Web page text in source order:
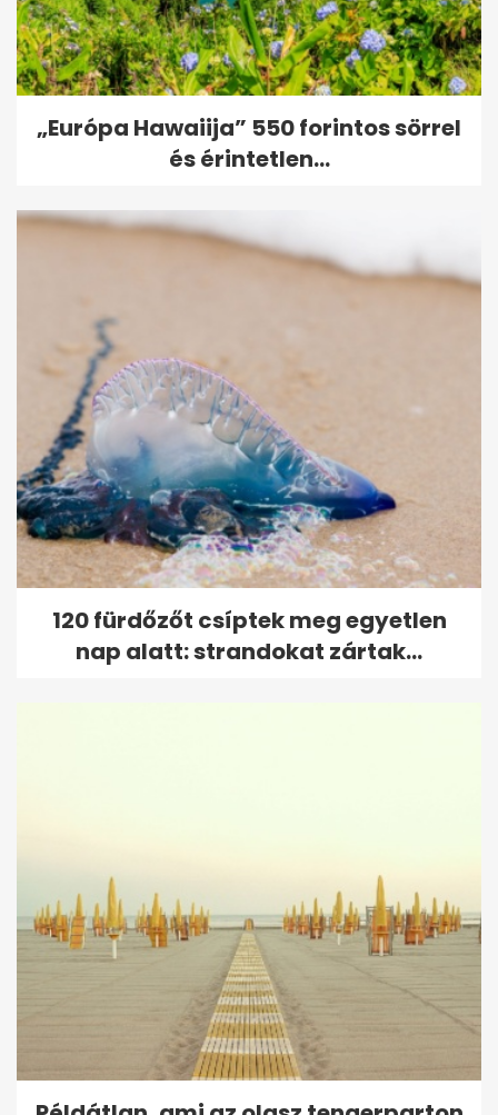
„Európa Hawaiija” 550 forintos sörrel
és érintetlen...
120 fürdőzőt csíptek meg egyetlen
nap alatt: strandokat zártak...